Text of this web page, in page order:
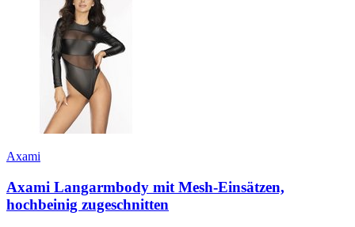
Axami
Axami Langarmbody mit Mesh-Einsätzen,
hochbeinig zugeschnitten